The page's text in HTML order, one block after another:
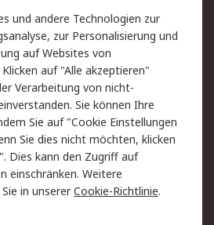
Kontakt
Datenschutz
Zahlungsbedingungen
und andere Technologien zur
zur Personalisierung und
auf Websites von
auf "Alle akzeptieren"
Verarbeitung von nicht-
Sie können Ihre
Sie auf "Cookie Einstellungen
Sie dies nicht möchten, klicken
Dies kann den Zugriff auf
einschränken. Weitere
in unsererCookie-Richtlinie.